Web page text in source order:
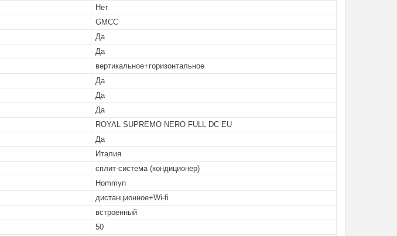
Нет
GMCC
Да
Да
вертикальное+горизонтальное
Да
Да
Да
ROYAL SUPREMO NERO FULL DC EU
Да
Италия
сплит-система (кондиционер)
Hommyn
дистанционное+Wi-fi
встроенный
50